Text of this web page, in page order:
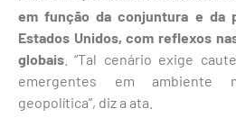
em função da conjuntura e da
Estados Unidos, com reflexos
globais . “Tal cenário exige
emergentes em ambiente
geopolítica”, diz a ata.